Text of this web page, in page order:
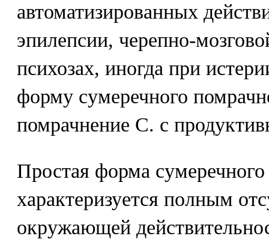
автоматизированных
эпилепсии, черепно-
психозах, иногда при
форму сумеречного
помрачнение С. с
Простая форма
характеризуется полным
окружающей